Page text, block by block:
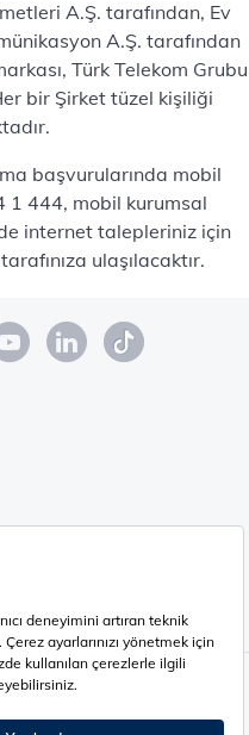
A.Ş. tarafından, Ev
A.Ş. tarafından
Türk Telekom Grubu
bir Şirket tüzel kişiliği
başvurularında mobil
1 444, mobil kurumsal
internet talepleriniz için
ulaşılacaktır.